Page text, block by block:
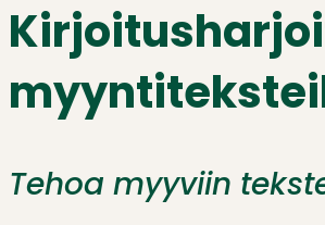
Tehoa myyviin